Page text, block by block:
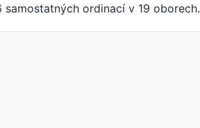
samostatných ordinací v 19 oborech.